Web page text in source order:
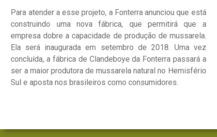
Para atender a esse projeto, a Fonterra anunciou que está
construindo uma nova fábrica, que permitirá que a
empresa dobre a capacidade de produção de mussarela.
Ela será inaugurada em setembro de 2018. Uma vez
concluída, a fábrica de Clandeboye da Fonterra passará a
ser a maior produtora de mussarela natural no Hemisfério
Sul e aposta nos brasileiros como consumidores.